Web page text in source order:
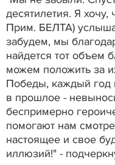
десятилетия. Я хочу,
Прим. БЕЛТА)
забудем, мы
найдется тот объем
можем положить за
Победы, каждый
в прошлое -
беспримерно
помогают нам
настоящее и свое
иллюзий!" -